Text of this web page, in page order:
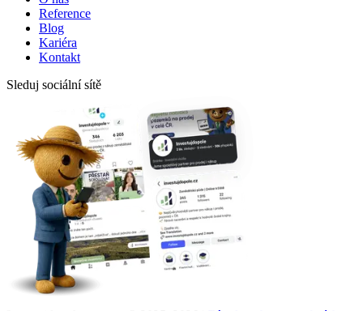
Reference
Blog
Kariéra
Kontakt
Sleduj sociální sítě